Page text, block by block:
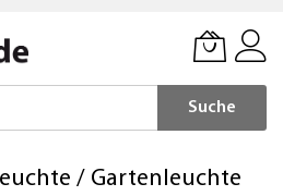
Suche
/ Gartenleuchte